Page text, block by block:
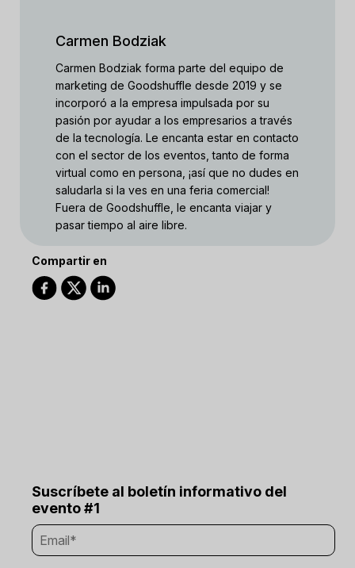
Carmen Bodziak
Carmen Bodziak forma parte del equipo de
marketing de Goodshuffle desde 2019 y se
incorporó a la empresa impulsada por su
pasión por ayudar a los empresarios a través
de la tecnología. Le encanta estar en contacto
con el sector de los eventos, tanto de forma
virtual como en persona, ¡así que no dudes en
saludarla si la ves en una feria comercial!
Fuera de Goodshuffle, le encanta viajar y
pasar tiempo al aire libre.
Compartir en
Suscríbete al boletín informativo del
evento #1